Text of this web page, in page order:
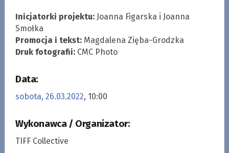
Inicjatorki projektu:Joanna Figarska i Joanna
Smołka
Promocja i tekst:Magdalena Zięba-Grodzka
Druk fotografii:CMC Photo
Data:
sobota, 26.03.2022, 10:00
Wykonawca / Organizator:
TIFF Collective